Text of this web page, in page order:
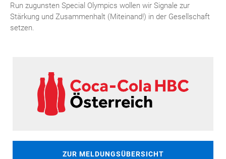
Run zugunsten Special Olympics wollen wir Signale zur
Stärkung und Zusammenhalt (Miteinand!) in der Gesellschaft
setzen.
ZUR MELDUNGSÜBERSICHT